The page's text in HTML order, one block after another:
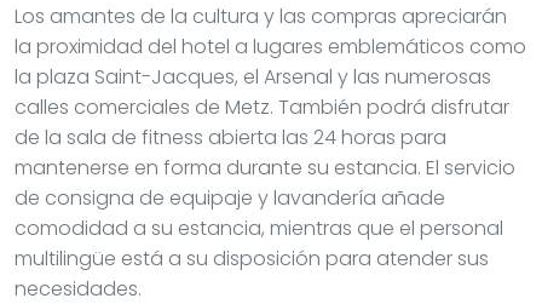
Los amantes de la cultura y las compras apreciarán
la proximidad del hotel a lugares emblemáticos como
la plaza Saint-Jacques, el Arsenal y las numerosas
calles comerciales de Metz. También podrá disfrutar
de la sala de fitness abierta las 24 horas para
mantenerse en forma durante su estancia. El servicio
de consigna de equipaje y lavandería añade
comodidad a su estancia, mientras que el personal
multilingüe está a su disposición para atender sus
necesidades.